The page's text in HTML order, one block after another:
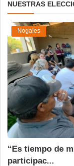
NUESTRAS
Nogales
“Es tiempo de
participac...